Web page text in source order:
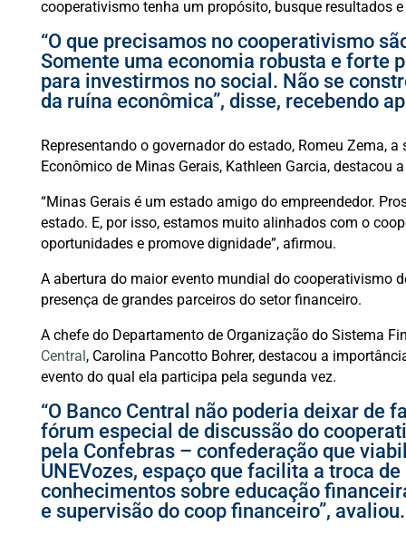
cooperativismo tenha um propósito, busque resultados
“O que precisamos no cooperativismo
Somente uma economia robusta e forte
para investirmos no social. Não se
da ruína econômica”, disse, recebendo
Representando o governador do estado, Romeu Zema,
Econômico de Minas Gerais, Kathleen Garcia,
“Minas Gerais é um estado amigo do empreendedor.
estado. E, por isso, estamos muito alinhados com o
oportunidades e promove dignidade”, afirmou.
A abertura do maior evento mundial do cooperativismo
presença de grandes parceiros do setor financeiro.
A chefe do Departamento de Organização do Sistema
Central, Carolina Pancotto Bohrer, destacou a
evento do qual ela participa pela segunda vez.
“O Banco Central não poderia deixar de
fórum especial de discussão do
pela Confebras – confederação que
UNEVozes, espaço que facilita a troca
conhecimentos sobre educação
e supervisão do coop financeiro”, avaliou.